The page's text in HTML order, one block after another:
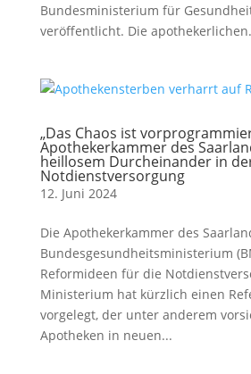
Bundesministerium für
veröffentlicht. Die
„Das Chaos ist
Apothekerkammer des
heillosem Durcheinander in
Notdienstversorgung
12. Juni 2024
Die Apothekerkammer des
Bundesgesundheitsministerium
Reformideen für die
Ministerium hat kürzlich einen
vorgelegt, der unter anderem
Apotheken in neuen...